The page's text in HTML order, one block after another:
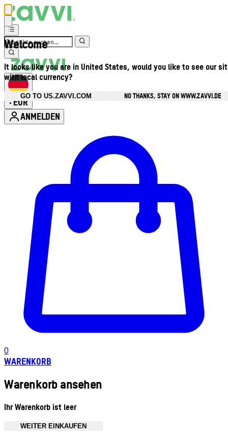
Welcome
It looks like you are in United States, would you like to see our
with local currency?
GO TO US.ZAVVI.COM
NO THANKS, STAY ON WWW.ZAVVI.DE
• EUR
ANMELDEN
0
WARENKORB
Warenkorb ansehen
Ihr Warenkorb ist leer
WEITER EINKAUFEN